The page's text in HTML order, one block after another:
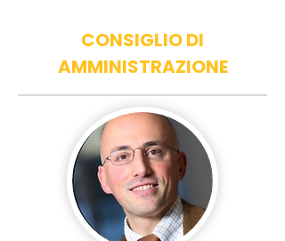
CONSIGLIO DI
AMMINISTRAZIONE